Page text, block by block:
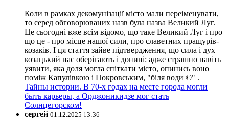
Коли в рамках декомунізації місто мали переіменувати,
то серед обговорюваних назв була назва Великий Луг.
Це сьогодні вже всім відомо, що таке Великий Луг і про
що це - про місце нашої сили, про славетних пращурів-
козаків. І ця стаття зайве підтвердження, що сила і дух
козацький нас оберігають і донині: адже страшно навіть
уявити, яка доля могла спіткати місто, опинись воно
поміж Капулівкою і Покровським, "біля води ©" .
Тайны истории. В 70-х годах на месте города могли
быть карьеры, а Орджоникидзе мог стать
Солнцегорском!
сергей 01.12.2025 13:36